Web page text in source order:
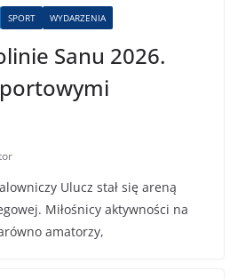
SPORT WYDARZENIA
Sanu 2026.
Ulucz stał się areną
Miłośnicy aktywności na
amatorzy,